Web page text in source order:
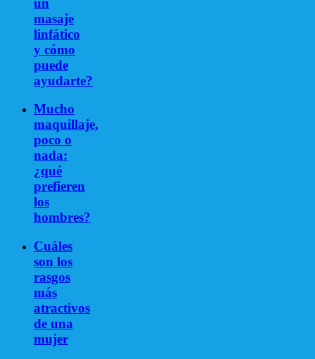
un
masaje
linfático
y cómo
puede
ayudarte?
Mucho
maquillaje,
poco o
nada:
¿qué
prefieren
los
hombres?
Cuáles
son los
rasgos
más
atractivos
de una
mujer